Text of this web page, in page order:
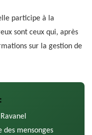
participe à la
sont ceux qui, après
sur la gestion de
des mensonges